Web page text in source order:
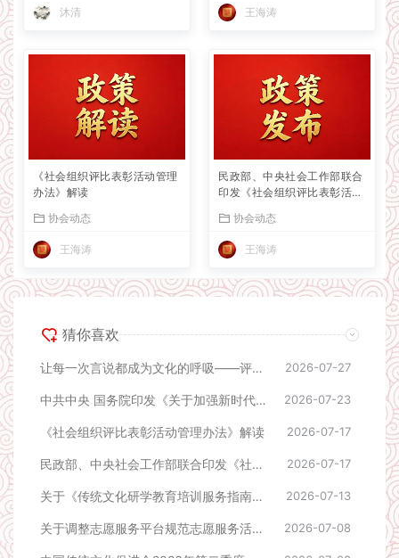
沐清 王海涛
《社会组织评比表彰活动管理
办法》解读
协会动态
王海涛
民政部、中央社会工作部联合
印发《社会组织评比表彰活动
协会动态
王海涛
猜你喜欢
让每一次言说都成为文化的呼吸——评《成事者赢在会表达》 2026-07-27
中共中央 国务院印发《关于加强新时代社会工作的意见》 2026-07-23
《社会组织评比表彰活动管理办法》解读 2026-07-17
民政部、中央社会工作部联合印发《社会组织评比表彰活动管理办法》 2026-07-17
关于《传统文化研学教育培训服务指南》团体标准立项公告 2026-07-13
关于调整志愿服务平台规范志愿服务活动的公告 2026-07-08